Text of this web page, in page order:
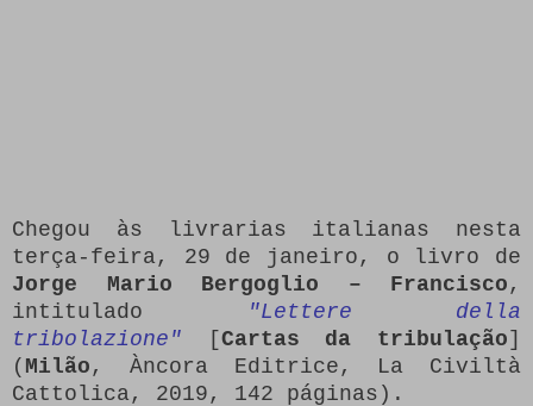
Chegou às livrarias italianas nesta
terça-feira, 29 de janeiro, o livro de
Jorge Mario Bergoglio – Francisco ,
intitulado
"Lettere della
tribolazione" [Cartas da tribulação]
( Milão , Àncora Editrice, La Civiltà
Cattolica, 2019, 142 páginas).